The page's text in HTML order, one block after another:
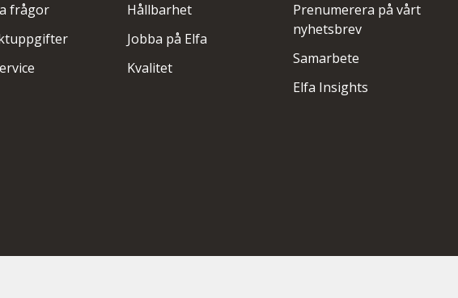
frågor
Hållbarhet
Jobba på Elfa
Kvalitet
Prenumerera på vårt
nyhetsbrev
Samarbete
Elfa Insights